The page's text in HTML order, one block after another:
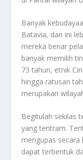
Banyak
Batavia, dan ini
mereka benar
banyak memilih
73 tahun, etnik
hingga ratusan
merupakan
Begitulah sekilas
yang tentram.
mengupas secara
dapat terbentuk